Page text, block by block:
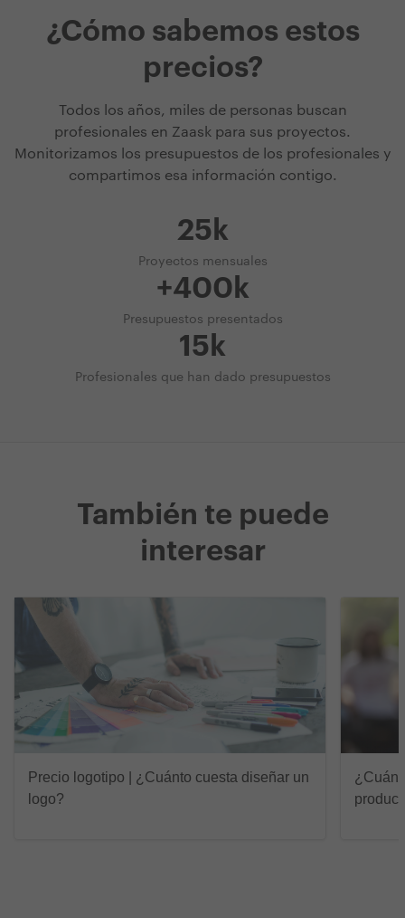
¿Cómo sabemos estos
precios?
Todos los años, miles de personas buscan
profesionales en Zaask para sus proyectos.
Monitorizamos los presupuestos de los profesionales y
compartimos esa información contigo.
25k
Proyectos mensuales
+400k
Presupuestos presentados
15k
Profesionales que han dado presupuestos
También te puede
interesar
Precio logotipo | ¿Cuánto cuesta diseñar un
logo?